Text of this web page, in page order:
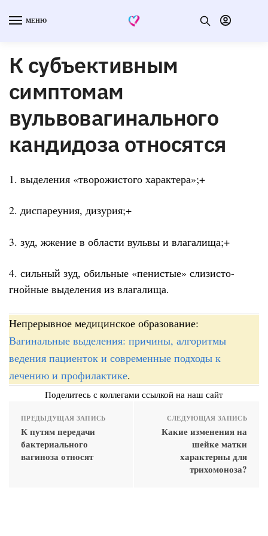
МЕНЮ
К субъективным
симптомам
вульвовагинального
кандидоза относятся
1. выделения «творожистого характера»;+
2. диспареуния, дизурия;+
3. зуд, жжение в области вульвы и влагалища;+
4. сильный зуд, обильные «пенистые» слизисто-
гнойные выделения из влагалища.
Непрерывное медицинское образование:
Вагинальные выделения: причины, алгоритмы
ведения пациенток и современные подходы к
лечению и профилактике.
Поделитесь с коллегами ссылкой на наш сайт
ПРЕДЫДУЩАЯ ЗАПИСЬ
К путям передачи
бактериального
вагиноза относят
СЛЕДУЮЩАЯ ЗАПИСЬ
Какие изменения на
шейке матки
характерны для
трихомоноза?